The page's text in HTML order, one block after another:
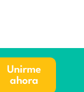
Unirme
ahora